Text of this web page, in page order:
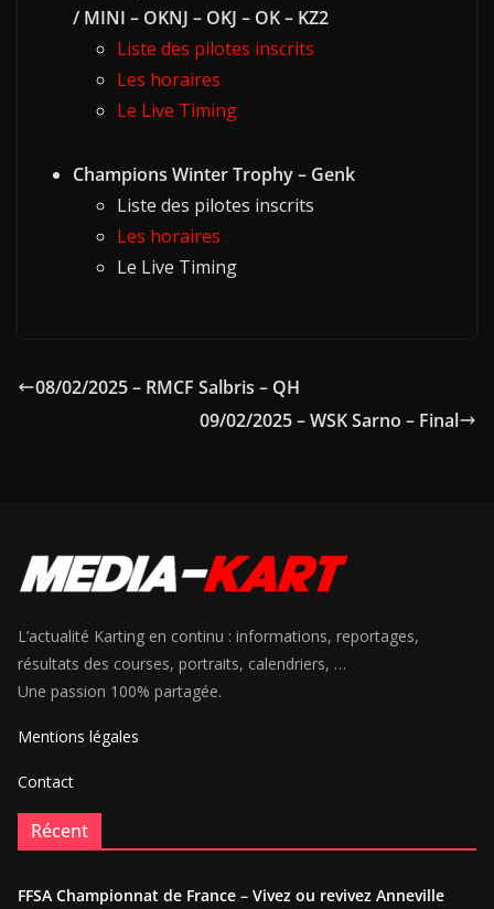
/ MINI – OKNJ – OKJ – OK – KZ2
Liste des pilotes inscrits
Les horaires
Le Live Timing
Champions Winter Trophy – Genk
Liste des pilotes inscrits
Les horaires
Le Live Timing
08/02/2025 – RMCF Salbris – QH
09/02/2025 – WSK Sarno – Final
L’actualité Karting en continu : informations, reportages,
résultats des courses, portraits, calendriers, …
Une passion 100% partagée.
Mentions légales
Contact
Récent
FFSA Championnat de France – Vivez ou revivez Anneville